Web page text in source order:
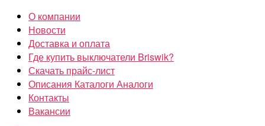
Перейти
содержимому
О компании
Новости
Доставка и оплата
Где купить выключатели Briswik?
Скачать прайс-лист
Описания Каталоги Аналоги
Контакты
Вакансии